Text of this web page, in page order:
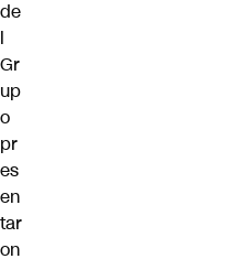
de
l
Gr
up
o
pr
es
en
tar
on